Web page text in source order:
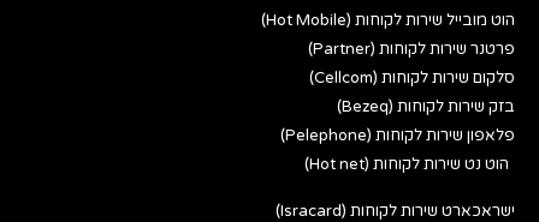
הוט מובייל שירות לקוחות (Hot Mobile)
פרטנר שירות לקוחות (Partner)
סלקום שירות לקוחות (Cellcom)
בזק שירות לקוחות (Bezeq)
פלאפון שירות לקוחות (Pelephone)
הוט נט שירות לקוחות (Hot net)
ישראכארט שירות לקוחות (Isracard)